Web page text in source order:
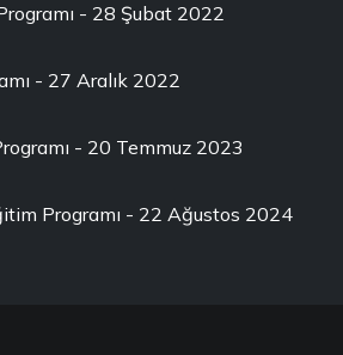
- 28 Şubat 2022
- 27 Aralık 2022
- 20 Temmuz 2023
Programı - 22 Ağustos 2024